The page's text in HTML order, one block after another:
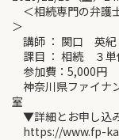
＜相続専門の弁護
＞
講師 ： 関口 英紀
課目 ： 相続 ３単
参加費：5,000円
神奈川県ファイナ
室
▼詳細とお申し込
https://www.fp-